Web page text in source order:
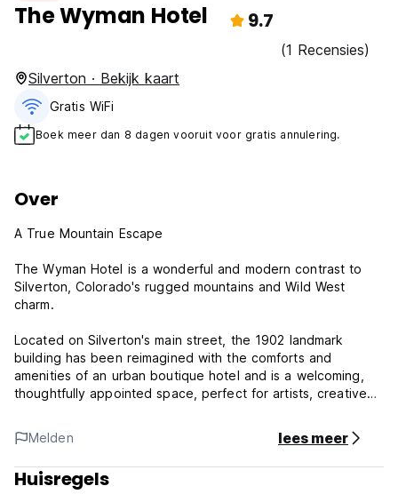
The Wyman Hotel 9.7
(1 Recensies)
Silverton · Bekijk kaart
Gratis WiFi
Boek meer dan 8 dagen vooruit voor gratis annulering.
Over
A True Mountain Escape
The Wyman Hotel is a wonderful and modern contrast to
Silverton, Colorado's rugged mountains and Wild West
charm.
Located on Silverton's main street, the 1902 landmark
building has been reimagined with the comforts and
amenities of an urban boutique hotel and is a welcoming,
thoughtfully appointed space, perfect for artists, creatives,
The Wyman Hotel Policy and Conditions:
Cancellation policy: 7 days before arrival. In case of a late
Melden lees meer
Huisregels